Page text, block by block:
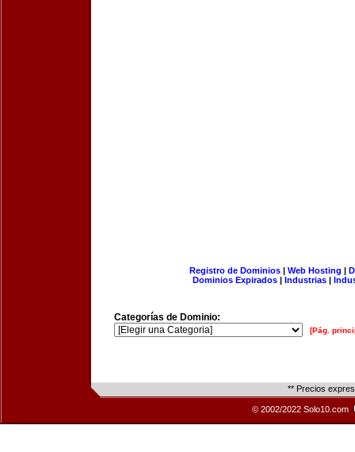
Registro de Dominios| Web Hosting |
Dominios Expirados | Industrias |
Categorías de Dominio:
[Pág.
** Precios
© 2002/2022 Solo10.com